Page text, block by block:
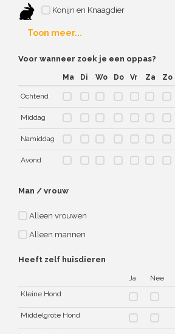
Konijn en Knaagdier
Toon meer...
Voor wanneer zoek je een oppas?
Ma Di Wo Do Vr Za Zo
Ochtend
Middag
Namiddag
Avond
Man / vrouw
Alleen vrouwen
Alleen mannen
Heeft zelf huisdieren
Ja
Nee
Kleine Hond
Middelgrote Hond